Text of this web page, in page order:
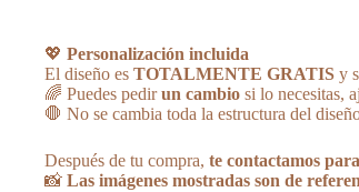
💖 Personalización incluida
El diseño es TOTALMENTE GRATIS y
🌈 Puedes pedirun cambio si lo necesitas,
🛑 No se cambia toda la estructura del
Después de tu compra, te contactamos
📸 Las imágenes mostradas son de